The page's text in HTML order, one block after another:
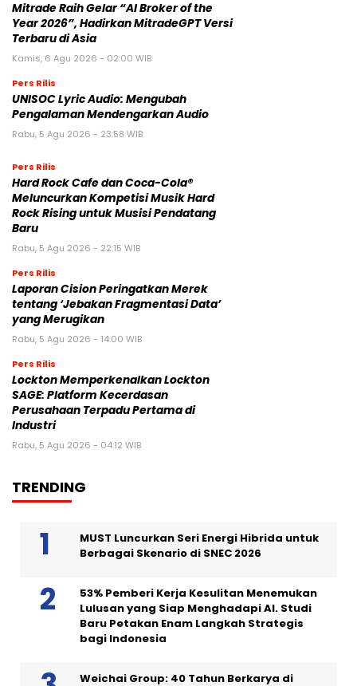
Mitrade Raih Gelar “AI Broker of the
Year 2026”, Hadirkan MitradeGPT Versi
Terbaru di Asia
Kamis, 6 Agu 2026 - 02:00 WIB
Pers Rilis
UNISOC Lyric Audio: Mengubah
Pengalaman Mendengarkan Audio
Rabu, 5 Agu 2026 - 23:58 WIB
Pers Rilis
Hard Rock Cafe dan Coca-Cola®
Meluncurkan Kompetisi Musik Hard
Rock Rising untuk Musisi Pendatang
Baru
Rabu, 5 Agu 2026 - 22:15 WIB
Pers Rilis
Laporan Cision Peringatkan Merek
tentang ‘Jebakan Fragmentasi Data’
yang Merugikan
Rabu, 5 Agu 2026 - 14:00 WIB
Pers Rilis
Lockton Memperkenalkan Lockton
SAGE: Platform Kecerdasan
Perusahaan Terpadu Pertama di
Industri
Rabu, 5 Agu 2026 - 04:12 WIB
TRENDING
MUST Luncurkan Seri Energi Hibrida untuk
Berbagai Skenario di SNEC 2026
53% Pemberi Kerja Kesulitan Menemukan
Lulusan yang Siap Menghadapi AI. Studi
Baru Petakan Enam Langkah Strategis
bagi Indonesia
Weichai Group: 40 Tahun Berkarya di